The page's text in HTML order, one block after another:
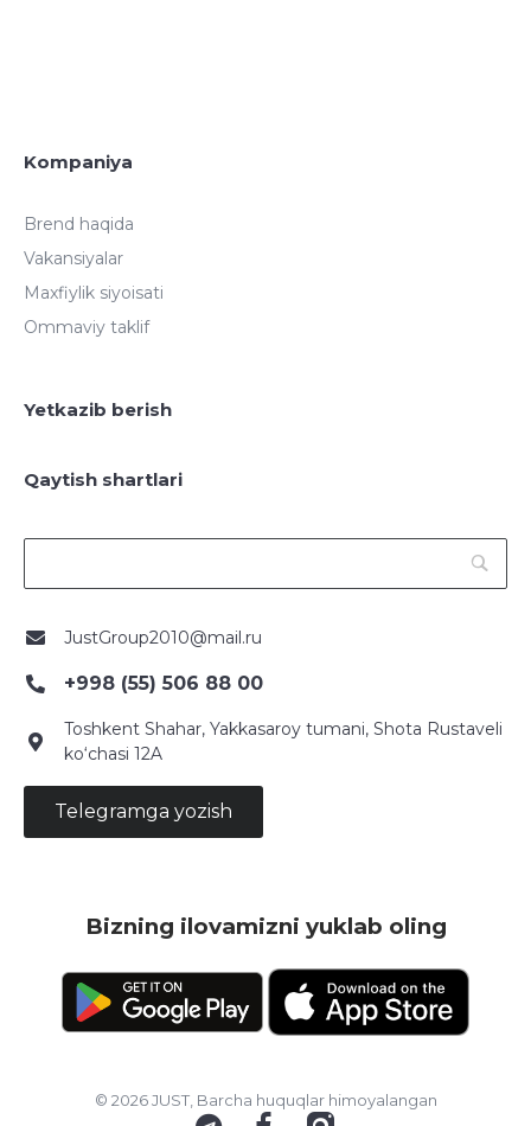
Kompaniya
Brend haqida
Vakansiyalar
Maxfiylik siyoisati
Ommaviy taklif
Yetkazib berish
Qaytish shartlari
JustGroup2010@mail.ru
+998 (55) 506 88 00
Toshkent Shahar, Yakkasaroy tumani, Shota Rustaveli
ko‘chasi 12A
Telegramga yozish
Bizning ilovamizni yuklab oling
© 2026 JUST, Barcha huquqlar himoyalangan